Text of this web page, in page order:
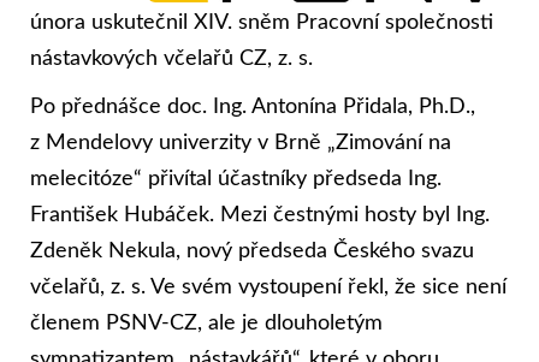
února uskutečnil XIV. sněm Pracovní společnosti
nástavkových včelařů CZ, z. s.
Po přednášce doc. Ing. Antonína Přidala, Ph.D.,
z Mendelovy univerzity v Brně „Zimování na
melecitóze“ přivítal účastníky předseda Ing.
František Hubáček. Mezi čestnými hosty byl Ing.
Zdeněk Nekula, nový předseda Českého svazu
včelařů, z. s. Ve svém vystoupení řekl, že sice není
členem PSNV-CZ, ale je dlouholetým